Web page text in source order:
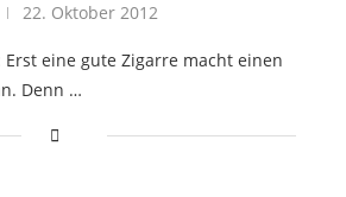
22. Oktober 2012
eine gute Zigarre macht einen
Denn …